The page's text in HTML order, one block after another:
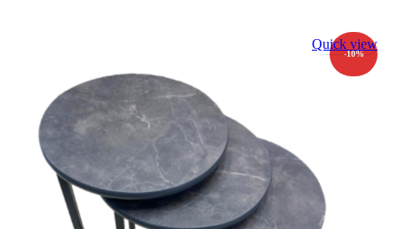
-10%
Quick view